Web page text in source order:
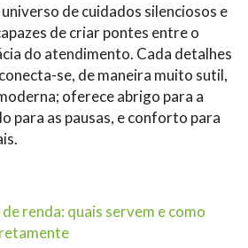
de cuidados silenciosos e
de criar pontes entre o
do atendimento. Cada detalhes
se, de maneira muito sutil,
oferece abrigo para a
para as pausas, e conforto para
renda: quais servem e como